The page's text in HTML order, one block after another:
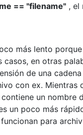
== "filename" , el
más lento
casos, en otras
de una
con ex. Mientras
un nombre
un poco más
para